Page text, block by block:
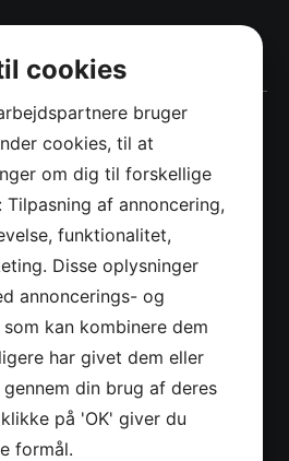
cookies
bruger
cookies, til at
om dig til forskellige
Tilpasning af annoncering,
funktionalitet,
Disse oplysninger
annoncerings- og
kan kombinere dem
har givet dem eller
din brug af deres
på 'OK' giver du
formål.